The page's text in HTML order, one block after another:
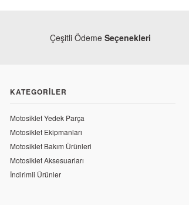
Çeşitli Ödeme Seçenekleri
KATEGORILER
Motosiklet Yedek Parça
Motosiklet Ekipmanları
Motosiklet Bakım Ürünleri
Motosiklet Aksesuarları
İndirimli Ürünler